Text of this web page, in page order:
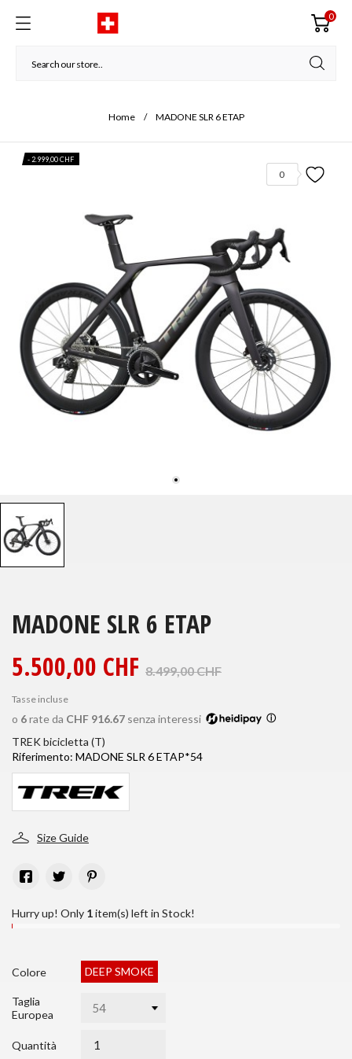
0
Home MADONE SLR 6 ETAP
0
- 2.999,00 CHF
MADONE SLR 6 ETAP
5.500,00 CHF 8.499,00 CHF
Tasse incluse
o 6rate da CHF 916.67 senza interessi ⓘ
TREK bicicletta (T)
Riferimento: MADONE SLR 6 ETAP*54
Size Guide
Hurry up! Only 1item(s) left in Stock!
Colore DEEP SMOKE
Taglia
Europea
Quantità